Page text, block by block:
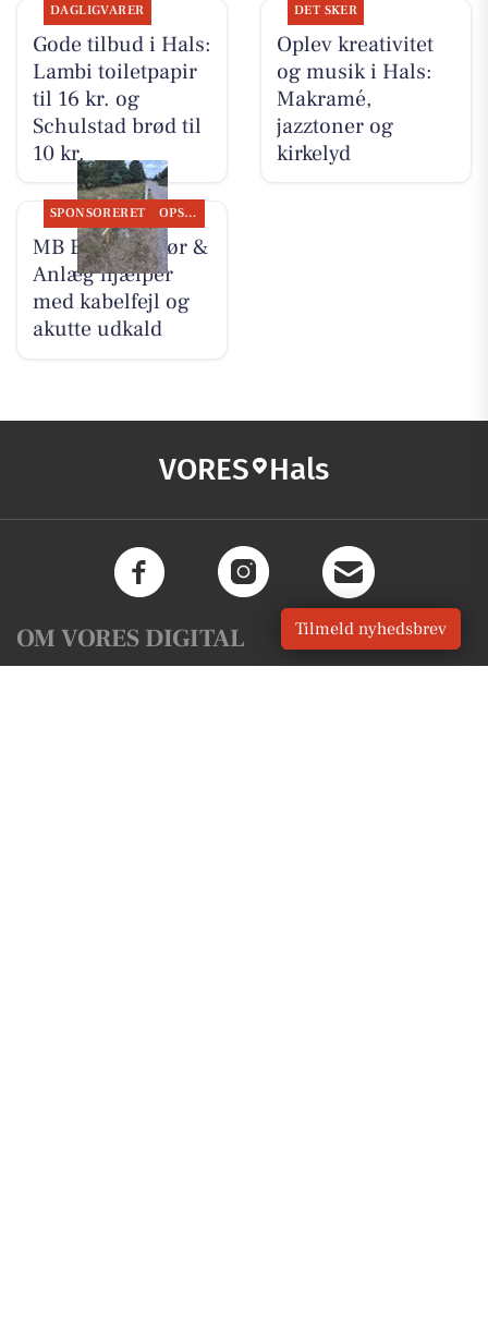
DAGLIGVARER
Gode tilbud i Hals:
Lambi toiletpapir
til 16 kr. og
Schulstad brød til
10 kr.
DET SKER
Oplev kreativitet
og musik i Hals:
Makramé,
jazztoner og
kirkelyd
SPONSORERET OPSLAGSTAVLEN
MB Entreprenør &
Anlæg hjælper
med kabelfejl og
akutte udkald
VORES Hals
OM VORES DIGITAL Tilmeld nyhedsbrev